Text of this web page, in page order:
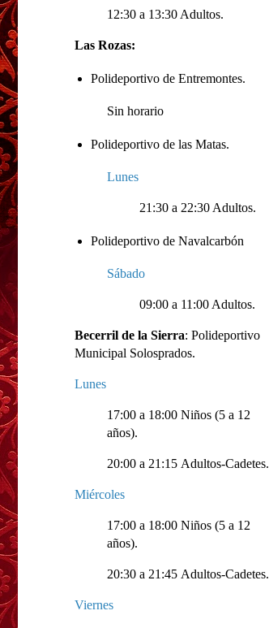
12:30 a 13:30 Adultos.
Las Rozas:
Polideportivo de Entremontes.
Sin horario
Polideportivo de las Matas.
Lunes
21:30 a 22:30 Adultos.
Polideportivo de Navalcarbón
Sábado
09:00 a 11:00 Adultos.
Becerril de la Sierra: Polideportivo
Municipal Solosprados.
Lunes
17:00 a 18:00 Niños (5 a 12
años).
20:00 a 21:15 Adultos-Cadetes.
Miércoles
17:00 a 18:00 Niños (5 a 12
años).
20:30 a 21:45 Adultos-Cadetes.
Viernes